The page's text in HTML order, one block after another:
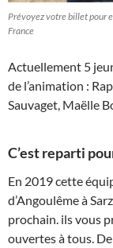
Prévoyez votre billet pour
France
Actuellement 5
de l’animation :
Sauvaget, Maëlle
C’est reparti
En 2019 cette
d’Angoulême à
prochain. ils vous
ouvertes à tous.